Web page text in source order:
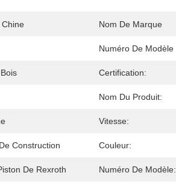
Chine Nom De Marque
Numéro De Modèle
Certification:
Nom Du Produit:
Vitesse:
Construction Couleur:
De Rexroth Numéro De Modèle: